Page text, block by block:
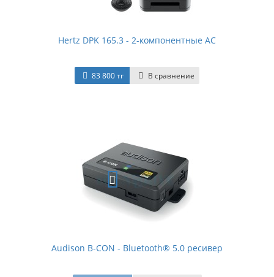
Hertz DPK 165.3 - 2-компонентные АС
83 800 тг В сравнение
Audison B-CON - Bluetooth® 5.0 ресивер